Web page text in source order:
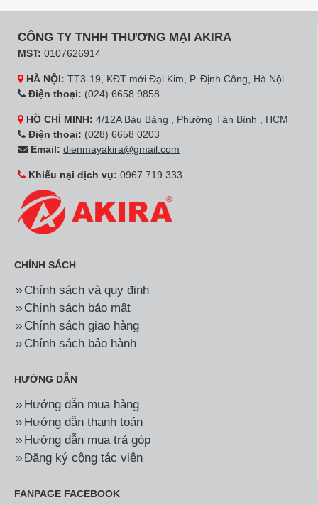
CÔNG TY TNHH THƯƠNG MẠI AKIRA
MST: 0107626914
HÀ NỘI: TT3-19, KĐT mới Đại Kim, P. Định Công, Hà Nội
Điện thoại: (024) 6658 9858
HỒ CHÍ MINH: 4/12A Bàu Bàng , Phường Tân Bình , HCM
Điện thoại: (028) 6658 0203
Email: dienmayakira@gmail.com
Khiếu nại dịch vụ: 0967 719 333
CHÍNH SÁCH
Chính sách và quy định
Chính sách bảo mật
Chính sách giao hàng
Chính sách bảo hành
HƯỚNG DẪN
Hướng dẫn mua hàng
Hướng dẫn thanh toán
Hướng dẫn mua trả góp
Đăng ký cộng tác viên
FANPAGE FACEBOOK